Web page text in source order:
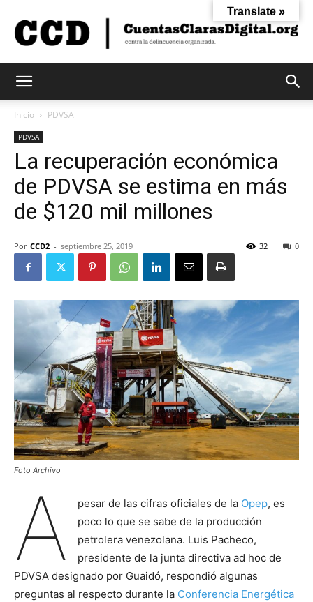
Claras
Digital
Inicio PDVSA
PDVSA
La recuperación económica
de PDVSA se estima en más
de $120 mil millones
Por CCD2 - septiembre 25, 2019 0
32
Foto Archivo
A pesar de las cifras oficiales de la Opep, es
poco lo que se sabe de la producción
petrolera venezolana. Luis Pacheco,
presidente de la junta directiva ad hoc de
PDVSA designado por Guaidó, respondió algunas
preguntas al respecto durante la Conferencia Energética
Translate »